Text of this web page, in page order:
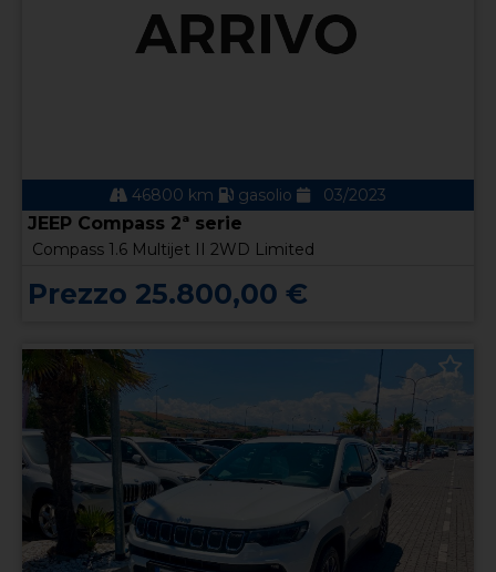
46800 km gasolio 03/2023
JEEP Compass 2ª serie
Compass 1.6 Multijet II 2WD Limited
Prezzo 25.800,00 €